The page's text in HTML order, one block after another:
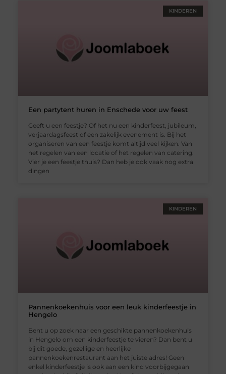
KINDEREN
Een partytent huren in Enschede voor uw feest
Geeft u een feestje? Of het nu een kinderfeest, jubileum,
verjaardagsfeest of een zakelijk evenement is. Bij het
organiseren van een feestje komt altijd veel kijken. Van
het regelen van een locatie of het regelen van catering.
Vier je een feestje thuis? Dan heb je ook vaak nog extra
dingen
KINDEREN
Pannenkoekenhuis voor een leuk kinderfeestje in
Hengelo
Bent u op zoek naar een geschikte pannenkoekenhuis
in Hengelo om een kinderfeestje te vieren? Dan bent u
bij dit goede, gezellige en heerlijke
pannenkoekenrestaurant aan het juiste adres! Geen
enkel kinderfeestje is ook aan een kind voorbijgegaan